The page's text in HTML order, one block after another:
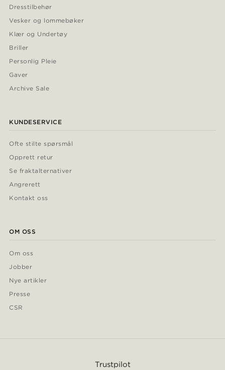
Dresstilbehør
Vesker og lommebøker
Klær og Undertøy
Briller
Personlig Pleie
Gaver
Archive Sale
KUNDESERVICE
Ofte stilte spørsmål
Opprett retur
Se fraktalternativer
Angrerett
Kontakt oss
OM OSS
Om oss
Jobber
Nye artikler
Presse
CSR
Trustpilot